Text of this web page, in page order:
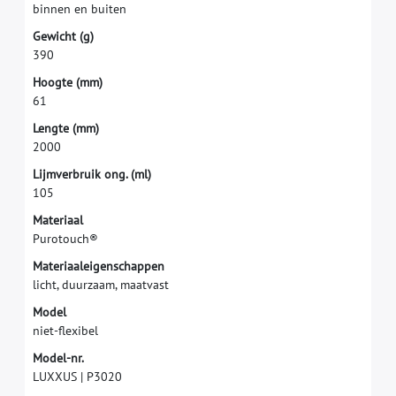
binnen en buiten
Gewicht (g)
390
Hoogte (mm)
61
Lengte (mm)
2000
Lijmverbruik ong. (ml)
105
Materiaal
Purotouch®
Materiaaleigenschappen
licht, duurzaam, maatvast
Model
niet-fexibel
Model-nr.
LUXXUS | P3020